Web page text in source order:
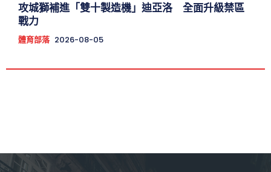
攻城獅補進「雙十製造機」迪亞洛 全面升級禁區
戰力
體育部落 2026-08-05